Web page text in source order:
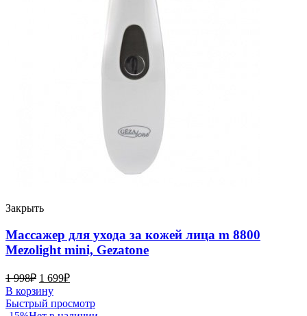
Закрыть
Массажер для ухода за кожей лица m 8800
Mezolight mini, Gezatone
1 998₽ 1 699₽
В корзину
Быстрый просмотр